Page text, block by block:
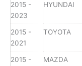
2015 -
2023
HYUNDAI
2015 -
2021
TOYOTA
2015 -
MAZDA